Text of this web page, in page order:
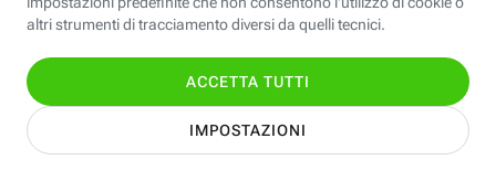
Chi siamo
Credits e note legali